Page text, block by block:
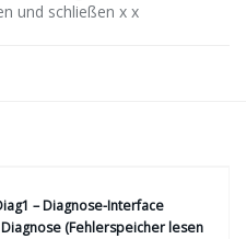
und schließen x x
– Diagnose-Interface
(Fehlerspeicher lesen